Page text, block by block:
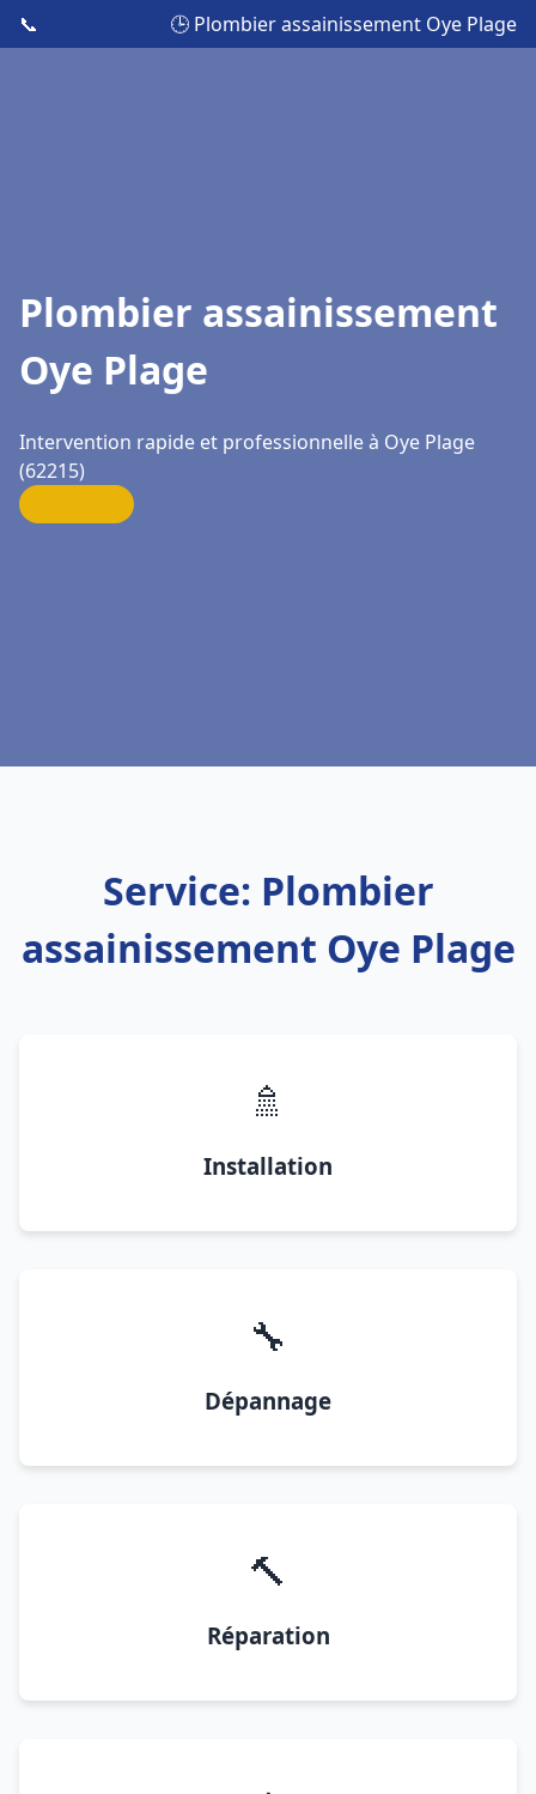
📞 🕒 Plombier assainissement Oye Plage
Plombier assainissement
Oye Plage
Intervention rapide et professionnelle à Oye Plage
(62215)
Service: Plombier
assainissement Oye Plage
🚿
Installation
🔧
Dépannage
🔨
Réparation